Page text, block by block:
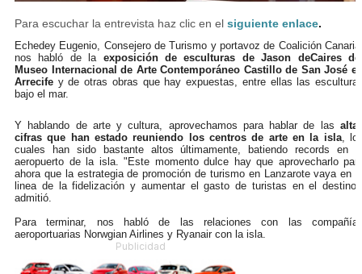
Para escuchar la entrevista haz clic en el siguiente enlace.
Echedey Eugenio, Consejero de Turismo y portavoz de Coalición
nos habló de la exposición de esculturas de Jason deCaires
Museo Internacional de Arte Contemporáneo Castillo de San José
Arrecife y de otras obras que hay expuestas, entre ellas las
bajo el mar.
Y hablando de arte y cultura, aprovechamos para hablar de las
cifras que han estado reuniendo los centros de arte en la isla,
cuales han sido bastante altos últimamente, batiendo records en
aeropuerto de la isla. "Este momento dulce hay que aprovecharlo
ahora que la estrategia de promoción de turismo en Lanzarote vaya en
linea de la fidelización y aumentar el gasto de turistas en el
admitió.
Para terminar, nos habló de las relaciones con las
aeroportuarias Norwgian Airlines y Ryanair con la isla.
Publicidad